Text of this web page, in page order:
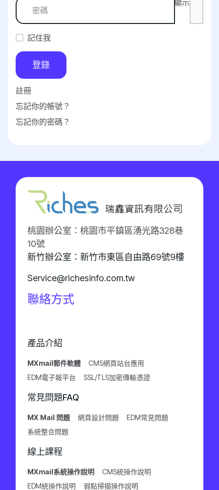
顯示
記住我
登錄
註冊
忘記你的帳號？
忘記你的密碼？
桃園辦公室：桃園市平鎮區湧光路328巷
10號
新竹辦公室：新竹市東區自由路69號9樓
Service@richesinfo.com.tw
聯絡方式
產品介紹
MXmail郵件軟體
CMS網頁站台應用
EDM電子報平台
SSL/TLS加密傳輸憑證
常見問題FAQ
MX Mail 問題 網頁設計問題
EDM常見問題
系統整合問題
線上課程
MXmail系統操作說明
CMS統操作說明
EDM統操作說明
弱點掃描操作說明